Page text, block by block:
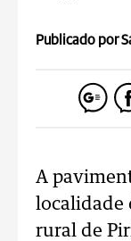
Publicado por
A
localidade
rural de